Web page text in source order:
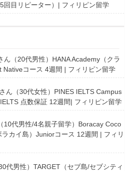
回目リピーター）| フィリピン留学
ん（20代男性）HANA Academy（クラ
Nativeコース 4週間 | フィリピン留学
ん（30代女性）PINES IELTS Campus
IELTS 点数保証 12週間| フィリピン留学
10代男性/4名親子留学）Boracay Coco
ラカイ島）Juniorコース 12週間 | フィリ
代男性）TARGET（セブ島/セブシティ